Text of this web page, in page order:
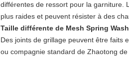
différentes de ressort pour la garniture.
plus raides et peuvent résister à des
Taille différente de Mesh Spring
Des joints de grillage peuvent être faits
ou compagnie standard de Zhaotong